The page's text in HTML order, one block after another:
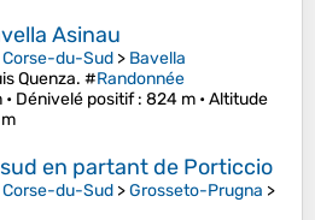
Asinau
Corse-du-Sud > Bavella
Quenza. #Randonnée
• Dénivelé positif: 824 m •Altitude
en partant de Porticcio
Corse-du-Sud >Grosseto-Prugna >